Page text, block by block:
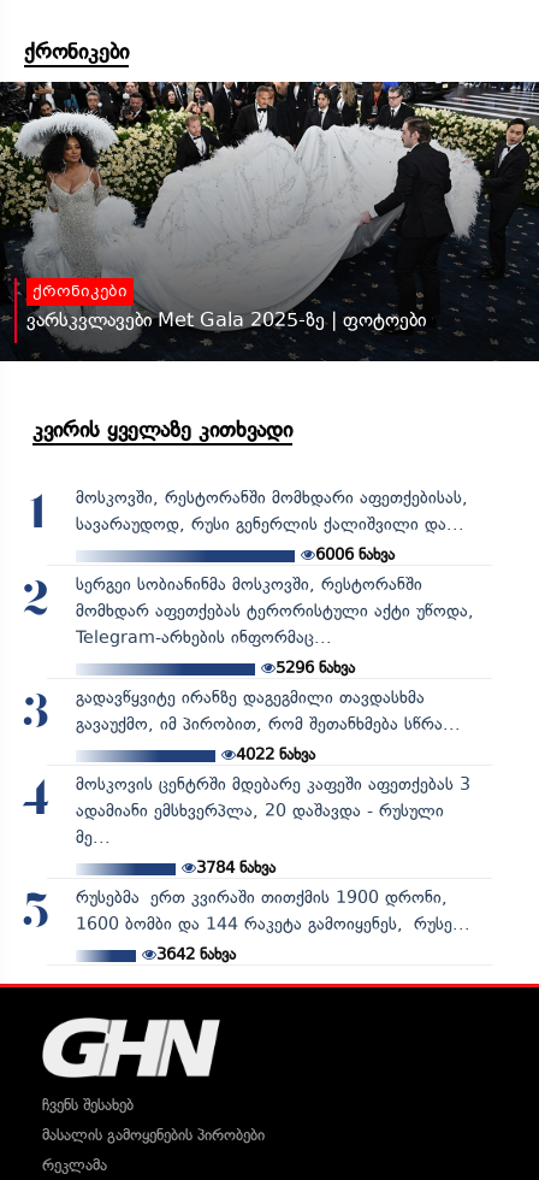
ქრონიკები
ქრონიკები
ვარსკვლავები Met Gala 2025-ზე | ფოტოები
კვირის ყველაზე კითხვადი
1
მოსკოვში, რესტორანში მომხდარი აფეთქებისას,
სავარაუდოდ, რუსი გენერლის ქალიშვილი და...
6006ნახვა
2
სერგეი სობიანინმა მოსკოვში, რესტორანში
მომხდარ აფეთქებას ტერორისტული აქტი უწოდა,
Telegram-არხების ინფორმაც...
5296ნახვა
3
გადავწყვიტე ირანზე დაგეგმილი თავდასხმა
გავაუქმო, იმ პირობით, რომ შეთანხმება სწრა...
4022ნახვა
4
მოსკოვის ცენტრში მდებარე კაფეში აფეთქებას 3
ადამიანი ემსხვერპლა, 20 დაშავდა - რუსული
მე...
3784ნახვა
5
რუსებმა ერთ კვირაში თითქმის 1900 დრონი,
1600 ბომბი და 144 რაკეტა გამოიყენეს, რუსე...
3642ნახვა
ჩვენს შესახებ
მასალის გამოყენების პირობები
რეკლამა